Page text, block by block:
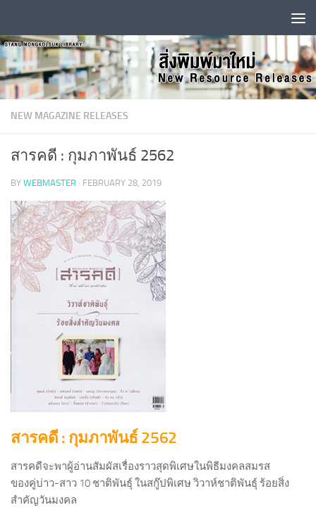
NEW MAGAZINE RELEASES
สารคดี : กุมภาพันธ์ 2562
BY WEBMASTER · FEBRUARY 28, 2019
สารคดี : กุมภาพันธ์ 2562
สารคดีจะพาผู้อ่านสัมผัสเรื่องราวสุดพิเศษในพิธีมงคลสมรส
ของคู่บ่าว-สาว 10 ชาติพันธุ์ ในสกู๊ปพิเศษ วิวาห์ชาติพันธุ์ ร้อยสิ่ง
สำคัญวันมงคล